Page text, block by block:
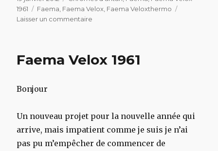
le
1961
Étiquettes
Faema Faema Velox Faema Veloxthermo
Laisser un commentaire
Faema Velox 1961
Bonjour
Un nouveau projet pour la nouvelle année qui
arrive, mais impatient comme je suis je n’ai
pas pu m’empêcher de commencer de